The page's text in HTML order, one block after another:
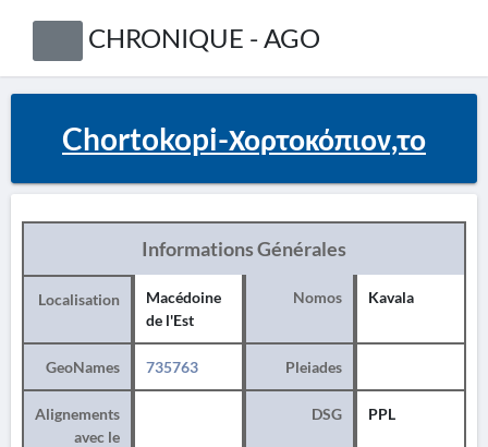
CHRONIQUE - AGO
Chortokopi-Χορτοκόπιον,το
Informations Générales
Localisation
Macédoine
de l'Est
Nomos Kavala
GeoNames 735763 Pleiades
Alignements
avec le
DSG PPL